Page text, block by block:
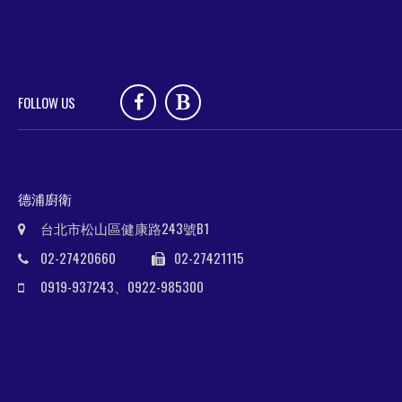
FOLLOW US
德浦廚衛
台北市松山區健康路243號B1
02-27420660
02-27421115
0919-937243
0922-985300